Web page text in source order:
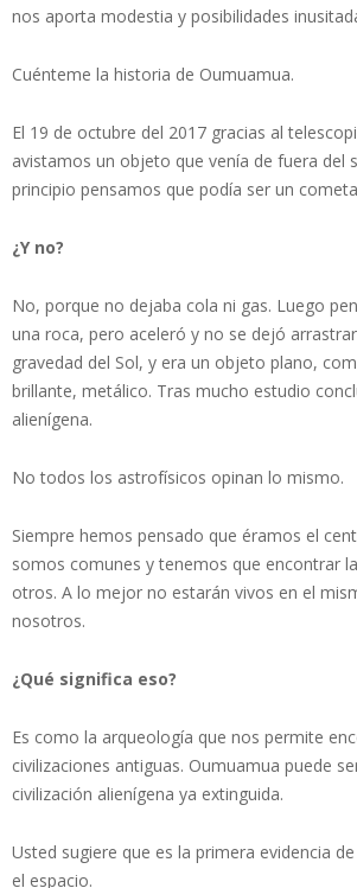
nos aporta modestia y posibilidades
Cuénteme la historia de Oumuamua.
El 19 de octubre del 2017 gracias al
avistamos un objeto que venía de fuera del
principio pensamos que podía ser un
¿Y no?
No, porque no dejaba cola ni gas. Luego
una roca, pero aceleró y no se dejó
gravedad del Sol, y era un objeto plano,
brillante, metálico. Tras mucho estudio
alienígena.
No todos los astrofísicos opinan lo mismo.
Siempre hemos pensado que éramos el
somos comunes y tenemos que encontrar
otros. A lo mejor no estarán vivos en el
nosotros.
¿Qué significa eso?
Es como la arqueología que nos permite
civilizaciones antiguas. Oumuamua puede
civilización alienígena ya extinguida.
Usted sugiere que es la primera evidencia
el espacio.